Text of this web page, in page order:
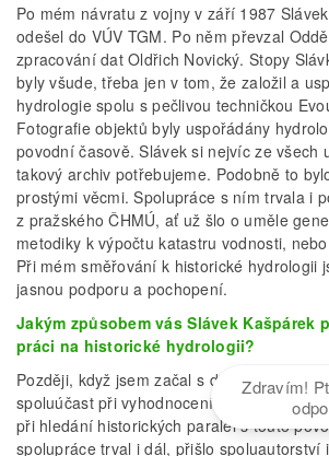
Po mém návratu z vojny v září 1987
odešel do VÚV TGM. Po něm převzal
zpracování dat Oldřich Novický. Stopy
byly všude, třeba jen v tom, že založil a
hydrologie spolu s pečlivou techničkou
Fotografie objektů byly uspořádány
povodní časově. Slávek si nejvíc ze všech
takový archiv potřebujeme. Podobně to
prostými věcmi. Spolupráce s ním trvala i
z pražského ČHMÚ, ať už šlo o uměle
metodiky k výpočtu katastru vodnosti,
Při mém směřování k historické hydrologii
jasnou podporu a pochopení.
Jakým způsobem vás Slávek Kašpárek
práci na historické hydrologii?
Později, když jsem začal s disertační prací,
spoluúčast při vyhodnocení povodně z
při hledání historických paralel s touto
spolupráce trval i dál, přišlo spoluautorství
Zdravím!